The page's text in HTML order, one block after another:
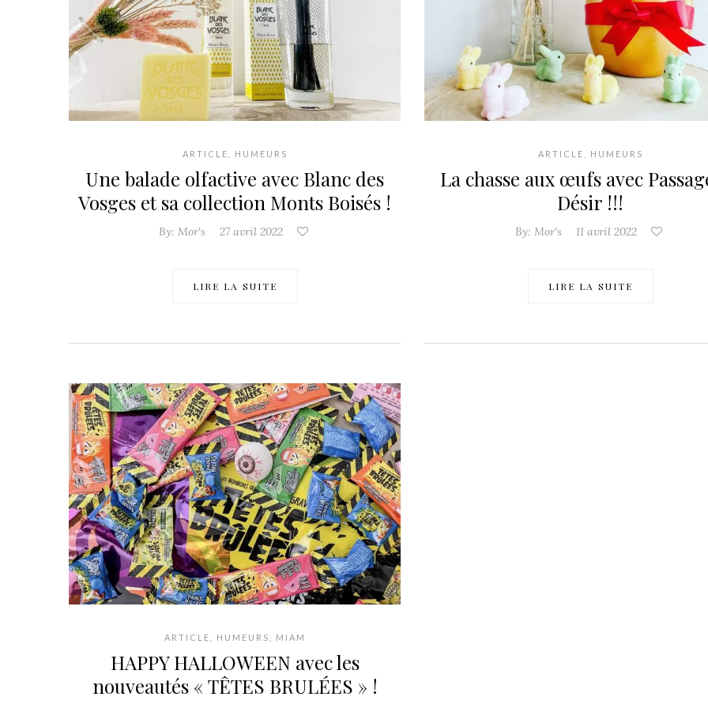
ARTICLE HUMEURS
Une balade olfactive avec Blanc des
Vosges et sa collection Monts Boisés !
By: Mor's 27 avril 2022
LIRE LA SUITE
ARTICLE HUMEURS
La chasse aux œufs avec
Désir !!!
By: Mor's 11 avril 2022
LIRE LA SUITE
ARTICLE HUMEURS MIAM
HAPPY HALLOWEEN avec les
nouveautés « TÊTES BRULÉES » !